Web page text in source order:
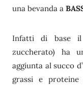
una bevanda a
Infatti di base
zuccherato) ha
aggiunta al succo
grassi e